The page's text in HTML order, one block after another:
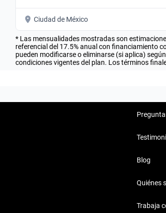
Ciudad de México
* Las mensualidades mostradas son
referencial del 17.5% anual con financiamiento
pueden modificarse o eliminarse (si aplica)
condiciones vigentes del plan. Los términos
Blog
Quiénes
Trabaja